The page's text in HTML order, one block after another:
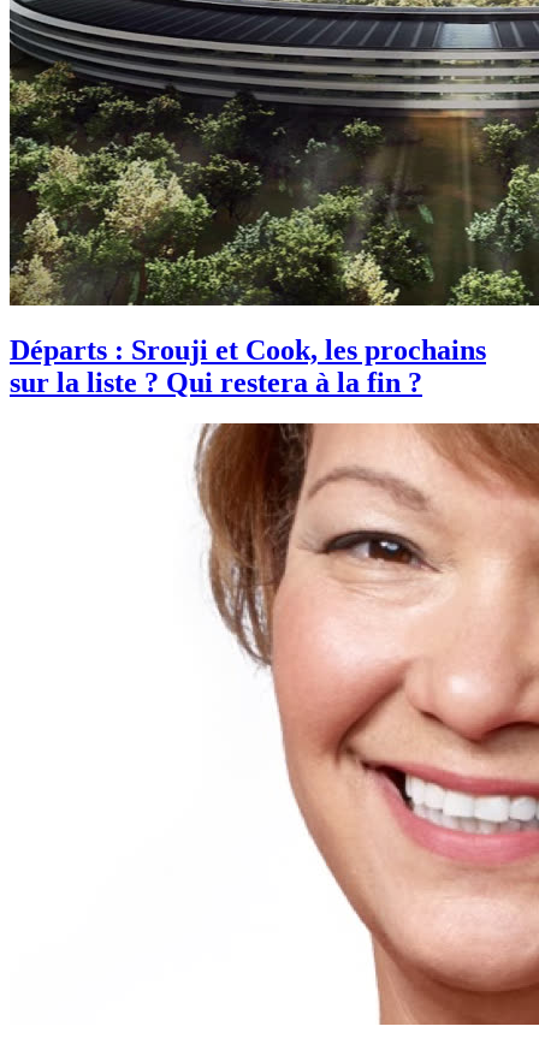
Départs : Srouji et Cook, les prochains
sur la liste ? Qui restera à la fin ?